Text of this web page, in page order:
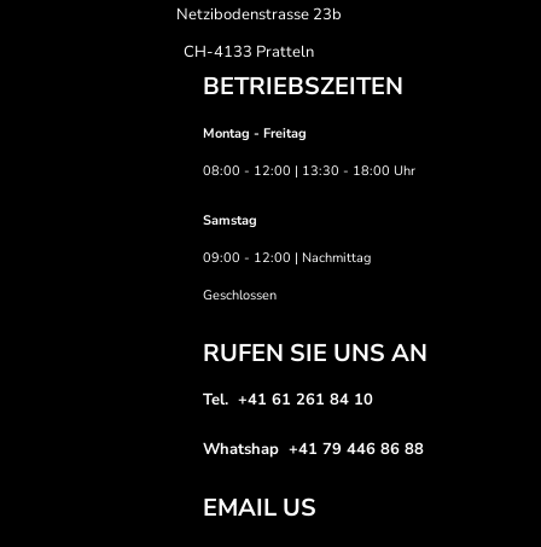
Netzibodenstrasse 23b
CH-4133 Pratteln
BETRIEBSZEITEN
Montag - Freitag
08:00 - 12:00 | 13:30 - 18:00 Uhr
Samstag
09:00 - 12:00 | Nachmittag
Geschlossen
RUFEN SIE UNS AN
Tel. +41 61 261 84 10
Whatshap +41 79 446 86 88
EMAIL US